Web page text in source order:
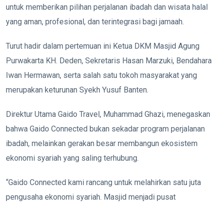
untuk memberikan pilihan perjalanan ibadah dan wisata halal
yang aman, profesional, dan terintegrasi bagi jamaah.
Turut hadir dalam pertemuan ini Ketua DKM Masjid Agung
Purwakarta KH. Deden, Sekretaris Hasan Marzuki, Bendahara
Iwan Hermawan, serta salah satu tokoh masyarakat yang
merupakan keturunan Syekh Yusuf Banten.
Direktur Utama Gaido Travel, Muhammad Ghazi, menegaskan
bahwa Gaido Connected bukan sekadar program perjalanan
ibadah, melainkan gerakan besar membangun ekosistem
ekonomi syariah yang saling terhubung.
“Gaido Connected kami rancang untuk melahirkan satu juta
pengusaha ekonomi syariah. Masjid menjadi pusat